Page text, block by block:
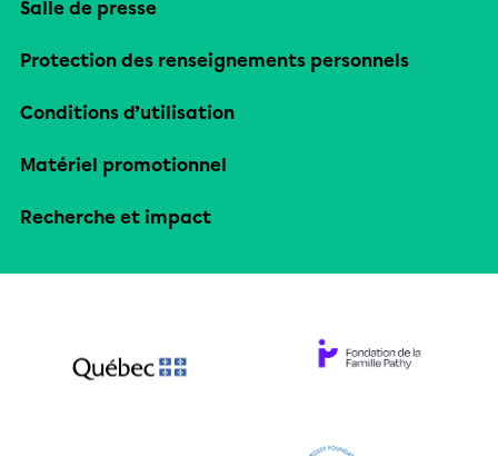
Salle de presse
Protection des renseignements personnels
Conditions d’utilisation
Matériel promotionnel
Recherche et impact